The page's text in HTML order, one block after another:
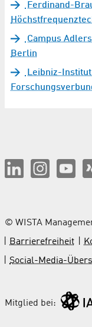
Ferdinand-
Campus
Berlin
Leibniz-
© WISTA
Barrierefreiheit
Social-Media-
Mitglied bei: